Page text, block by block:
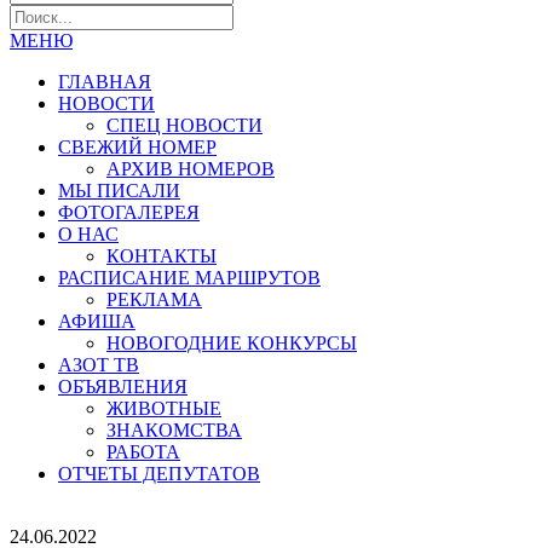
МЕНЮ
ГЛАВНАЯ
НОВОСТИ
СПЕЦ НОВОСТИ
СВЕЖИЙ НОМЕР
АРХИВ НОМЕРОВ
МЫ ПИСАЛИ
ФОТОГАЛЕРЕЯ
О НАС
КОНТАКТЫ
РАСПИСАНИЕ МАРШРУТОВ
РЕКЛАМА
АФИША
НОВОГОДНИЕ КОНКУРСЫ
АЗОТ ТВ
ОБЪЯВЛЕНИЯ
ЖИВОТНЫЕ
ЗНАКОМСТВА
РАБОТА
ОТЧЕТЫ ДЕПУТАТОВ
24.06.2022